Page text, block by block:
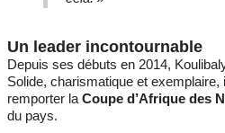
Un leader incontournable
Depuis ses débuts en 2014,
Solide, charismatique et exemplaire,
remporter la Coupe d’Afrique des
du pays.